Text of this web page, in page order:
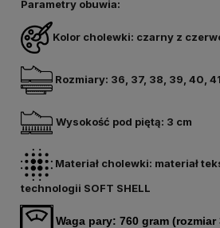
Parametry obuwia:
Kolor cholewki: czarny z
Rozmiary: 36, 37, 38, 39, 40, 41
Wysokość pod piętą: 3 cm
Materiał cholewki: materiał
technologii SOFT SHELL
Waga pary: 760 gram (rozmiar